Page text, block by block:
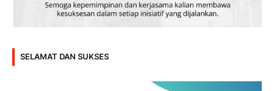
SELAMAT DAN SUKSES